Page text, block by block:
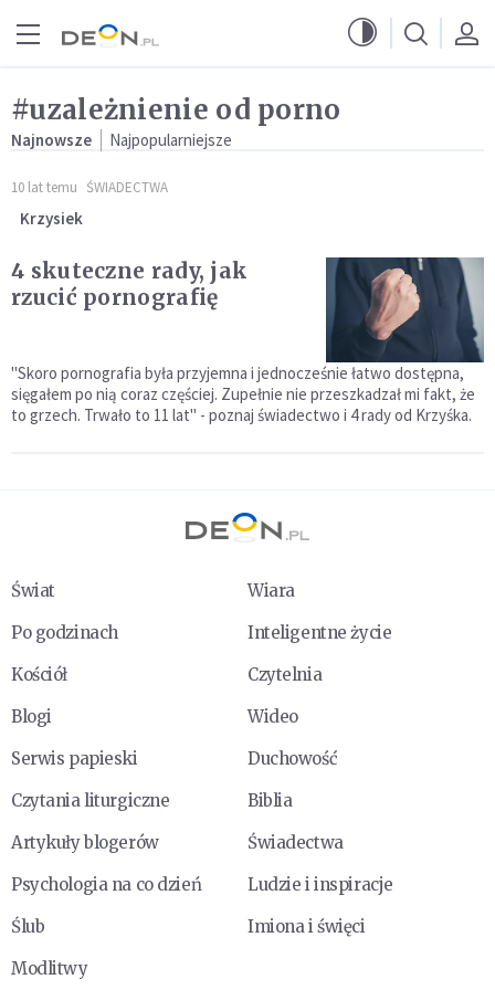
#uzależnienie od porno
Najnowsze Najpopularniejsze
10 lat temu ŚWIADECTWA
Krzysiek
4 skuteczne rady, jak
rzucić pornografię
"Skoro pornografia była przyjemna i jednocześnie łatwo dostępna,
sięgałem po nią coraz częściej. Zupełnie nie przeszkadzał mi fakt, że
to grzech. Trwało to 11 lat" - poznaj świadectwo i 4 rady od Krzyśka.
Świat
Wiara
Po godzinach
Inteligentne życie
Kościół
Czytelnia
Blogi
Wideo
Serwis papieski
Duchowość
Czytania liturgiczne
Biblia
Artykuły blogerów
Świadectwa
Psychologia na co dzień
Ludzie i inspiracje
Ślub
Imiona i święci
Modlitwy